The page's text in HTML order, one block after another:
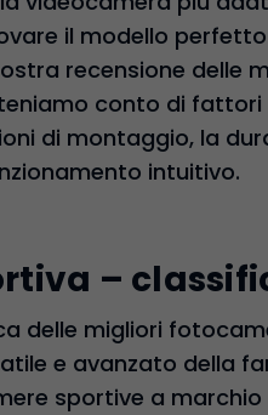
il modello
recensione delle
conto di fattori
di montaggio, la
intuitivo.
–
delle migliori
e avanzato della
sportive a